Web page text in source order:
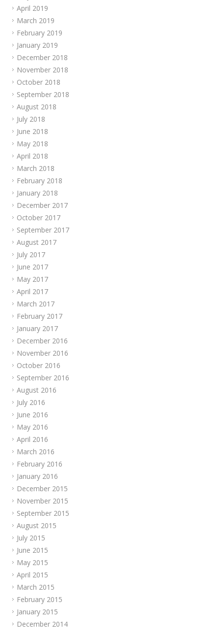
April 2019
March 2019
February 2019
January 2019
December 2018
November 2018
October 2018
September 2018
August 2018
July 2018
June 2018
May 2018
April 2018
March 2018
February 2018
January 2018
December 2017
October 2017
September 2017
August 2017
July 2017
June 2017
May 2017
April 2017
March 2017
February 2017
January 2017
December 2016
November 2016
October 2016
September 2016
August 2016
July 2016
June 2016
May 2016
April 2016
March 2016
February 2016
January 2016
December 2015
November 2015
September 2015
August 2015
July 2015
June 2015
May 2015
April 2015
March 2015
February 2015
January 2015
December 2014